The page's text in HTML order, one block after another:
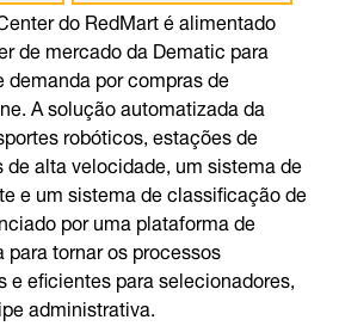
do RedMart é alimentado
de mercado da Dematic para
por compras de
A solução automatizada da
robóticos, estações de
alta velocidade, um sistema de
e um sistema de classificação de
por uma plataforma de
tornar os processos
eficientes para selecionadores,
administrativa.